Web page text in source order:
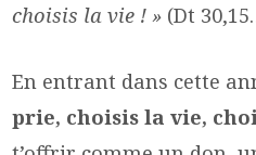
choisis la vie ! » (Dt
En entrant dans cette
prie, choisis la vie,